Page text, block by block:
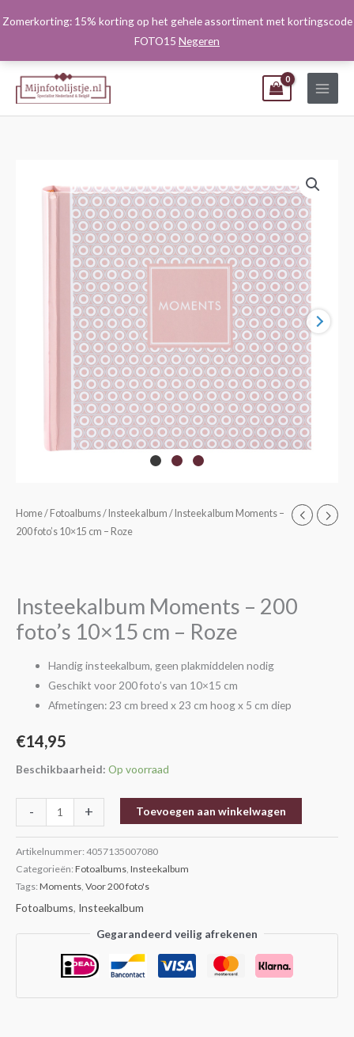
Zomerkorting: 15% korting op het gehele assortiment met kortingscode
FOTO15 Negeren
naar
Home/ Fotoalbums/ Insteekalbum / Insteekalbum Moments –
200 foto’s 10×15 cm – Roze
Insteekalbum Moments – 200
foto’s 10×15 cm – Roze
Handig insteekalbum, geen plakmiddelen nodig
Geschikt voor 200 foto’s van 10×15 cm
Afmetingen: 23 cm breed x 23 cm hoog x 5 cm diep
€14,95
Beschikbaarheid: Op voorraad
-
Insteekalbum
Moments
10x15
cm
Roze
aantal
+ Toevoegen aan winkelwagen
Artikelnummer: 4057135007080
Categorieën: Fotoalbums Insteekalbum
Tags: Moments Voor 200 foto's
Fotoalbums, Insteekalbum
Gegarandeerd veilig afrekenen